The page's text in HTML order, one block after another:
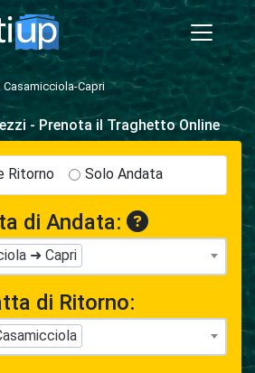
Casamicciola-Capri
- Prenota il Traghetto Online
Ritorno Solo Andata
di Andata:
➜ Capri
di Ritorno: